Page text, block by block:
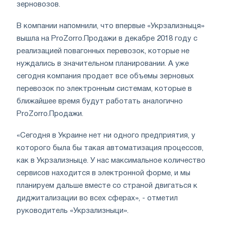
зерновозов.
В компании напомнили, что впервые «Укрзализныця»
вышла на ProZorro.Продажи в декабре 2018 году с
реализацией повагонных перевозок, которые не
нуждались в значительном планировании. А уже
сегодня компания продает все объемы зерновых
перевозок по электронным системам, которые в
ближайшее время будут работать аналогично
ProZorro.Продажи.
«Сегодня в Украине нет ни одного предприятия, у
которого была бы такая автоматизация процессов,
как в Укрзализныце. У нас максимальное количество
сервисов находится в электронной форме, и мы
планируем дальше вместе со страной двигаться к
диджитализации во всех сферах», - отметил
руководитель «Укрзализныци».